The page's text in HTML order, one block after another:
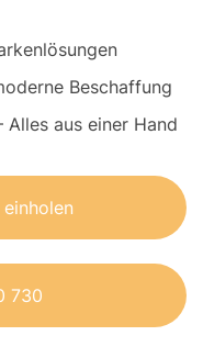
Beschaffung
Alles aus einer Hand
730